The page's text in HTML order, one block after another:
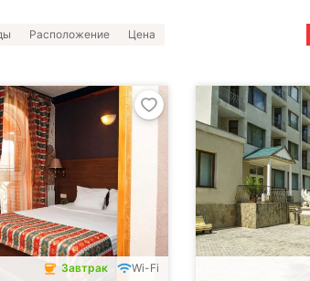
Расположение Цена
Завтрак Wi-Fi